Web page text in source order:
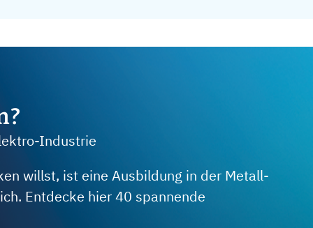
Industrie
willst, ist eine Ausbildung in der Metall-
Entdecke hier 40 spannende